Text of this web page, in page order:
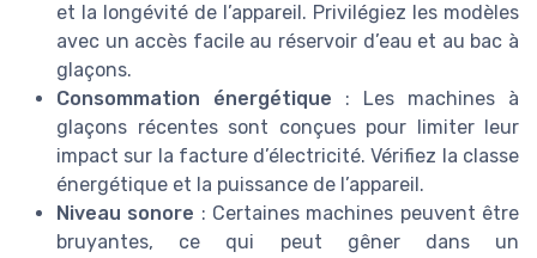
et la longévité de l’appareil. Privilégiez les modèles
avec un accès facile au réservoir d’eau et au bac à
glaçons.
Consommation énergétique : Les machines à
glaçons récentes sont conçues pour limiter leur
impact sur la facture d’électricité. Vérifiez la classe
énergétique et la puissance de l’appareil.
Niveau sonore : Certaines machines peuvent être
bruyantes, ce qui peut gêner dans un